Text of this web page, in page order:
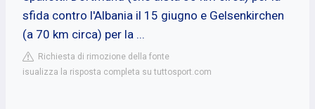
sfida contro l'Albania il 15 giugno e Gelsenkirchen
(a 70 km circa) per la ...
Richiesta di rimozione della fonte
isualizza la risposta completa su tuttosport.com